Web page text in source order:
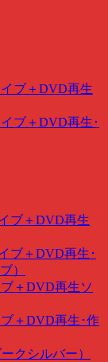
ブ＋DVD再生
ブ＋DVD再生･
ブ＋DVD再生
ブ＋DVD再生･
）
＋DVD再生ソ
＋DVD再生･作
クシルバー）